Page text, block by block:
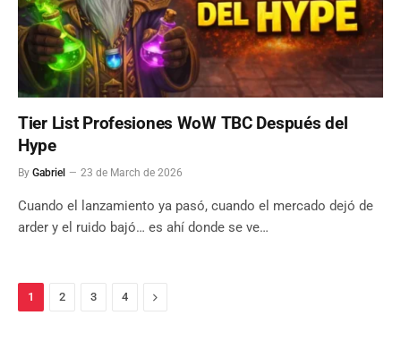
Tier List Profesiones WoW TBC Después del
Hype
By Gabriel 23 de March de 2026
Cuando el lanzamiento ya pasó, cuando el mercado dejó de
arder y el ruido bajó… es ahí donde se ve…
1 2 3 4 Next